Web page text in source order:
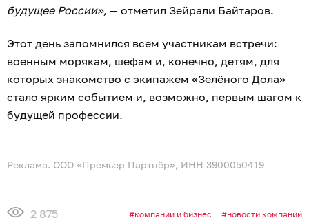
будущее России», — отметил Зейрали Байтаров.
Этот день запомнился всем участникам встречи:
военным морякам, шефам и, конечно, детям, для
которых знакомство с экипажем «Зелёного Дола»
стало ярким событием и, возможно, первым шагом к
будущей профессии.
Реклама. ООО «Премьер Партнёр», ИНН 3900050419
2 875 компании и бизнес новости компаний